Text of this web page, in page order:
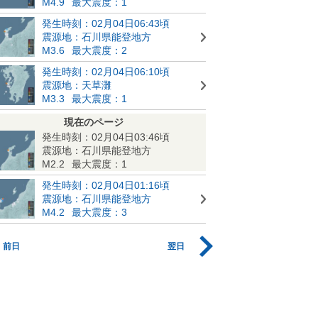
発生時刻：02月04日06:43頃
震源地：石川県能登地方
M3.6
最大震度：2
発生時刻：02月04日06:10頃
震源地：天草灘
M3.3
最大震度：1
現在のページ
発生時刻：02月04日03:46頃
震源地：石川県能登地方
M2.2
最大震度：1
発生時刻：02月04日01:16頃
震源地：石川県能登地方
M4.2
最大震度：3
前日 翌日